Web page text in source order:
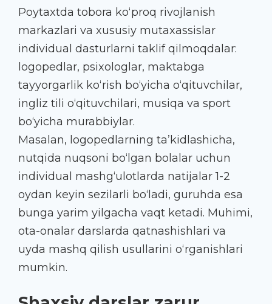
Poytaxtda tobora ko‘proq rivojlanish
markazlari va xususiy mutaxassislar
individual dasturlarni taklif qilmoqdalar:
logopedlar, psixologlar, maktabga
tayyorgarlik ko‘rish bo‘yicha o‘qituvchilar,
ingliz tili o‘qituvchilari, musiqa va sport
bo‘yicha murabbiylar.
Masalan, logopedlarning ta’kidlashicha,
nutqida nuqsoni bo‘lgan bolalar uchun
individual mashg‘ulotlarda natijalar 1-2
oydan keyin sezilarli bo‘ladi, guruhda esa
bunga yarim yilgacha vaqt ketadi. Muhimi,
ota-onalar darslarda qatnashishlari va
uyda mashq qilish usullarini o‘rganishlari
mumkin.